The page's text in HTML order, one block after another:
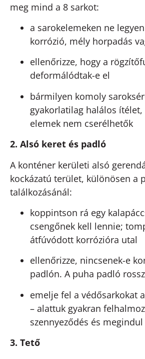
meg mind a 8 sarkot:
a sarokelemeken ne
korrózió, mély horpadás
ellenőrizze, hogy a
deformálódtak-e el
bármilyen komoly
gyakorlatilag halálos ítélet,
elemek nem cserélhetők
2. Alsó keret és padló
A konténer kerületi alsó
kockázatú terület, különösen a
találkozásánál:
koppintson rá egy
csengőnek kell lennie;
átfúvódott korrózióra utal
ellenőrizze, nincsenek-e
padlón. A puha padló
emelje fel a védősarkokat
– alattuk gyakran
szennyeződés és
3. Tető